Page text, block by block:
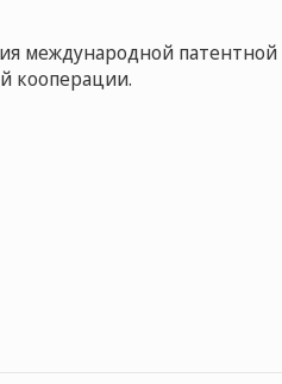
международной патентной
кооперации.